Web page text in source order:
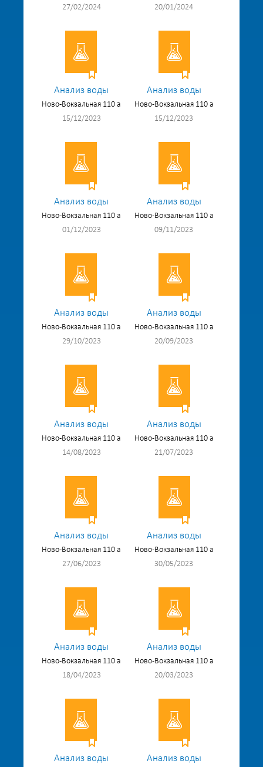
27/02/2024
20/01/2024
Анализ воды
Ново-Вокзальная 110 а
15/12/2023
Анализ воды
Ново-Вокзальная 110 а
15/12/2023
Анализ воды
Ново-Вокзальная 110 а
01/12/2023
Анализ воды
Ново-Вокзальная 110 а
09/11/2023
Анализ воды
Ново-Вокзальная 110 а
29/10/2023
Анализ воды
Ново-Вокзальная 110 а
20/09/2023
Анализ воды
Ново-Вокзальная 110 а
14/08/2023
Анализ воды
Ново-Вокзальная 110 а
21/07/2023
Анализ воды
Ново-Вокзальная 110 а
27/06/2023
Анализ воды
Ново-Вокзальная 110 а
30/05/2023
Анализ воды
Ново-Вокзальная 110 а
18/04/2023
Анализ воды
Ново-Вокзальная 110 а
20/03/2023
Анализ воды Анализ воды